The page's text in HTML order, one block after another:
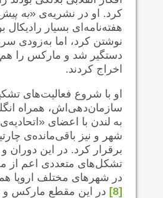
کرد. او در نشریه‌ی «به
هفته‌نامه‌ای بسیار رادیکال
نوشتن کرد، اما به‌زودی
دستگیر شد و مارکس را هم
اخراج کردند.
او با شروع فعالیت‌های
سازمان‌دهی‌اش، همراه
به لندن با اعضای
شهر و نیز باقی‌مانده‌ی
برقرار کرد. در این دوران
تشکل‌های متعددی اعم از
در شهرهای مختلف اروپا
[8]
در این مقطع مارکس و